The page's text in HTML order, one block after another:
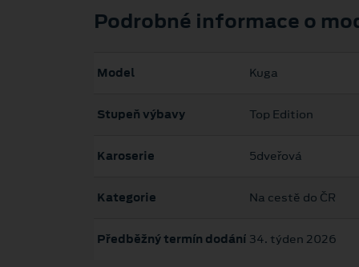
Podrobné informace o
Model Kuga
Stupeň výbavy Top Edition
Karoserie 5dveřová
Kategorie Na cestě do ČR
Předběžný termín dodání 34. týden 2026